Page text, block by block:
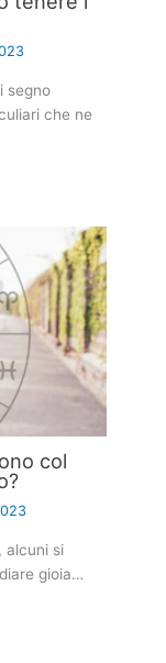
segno
che ne
col
alcuni si
gioia…